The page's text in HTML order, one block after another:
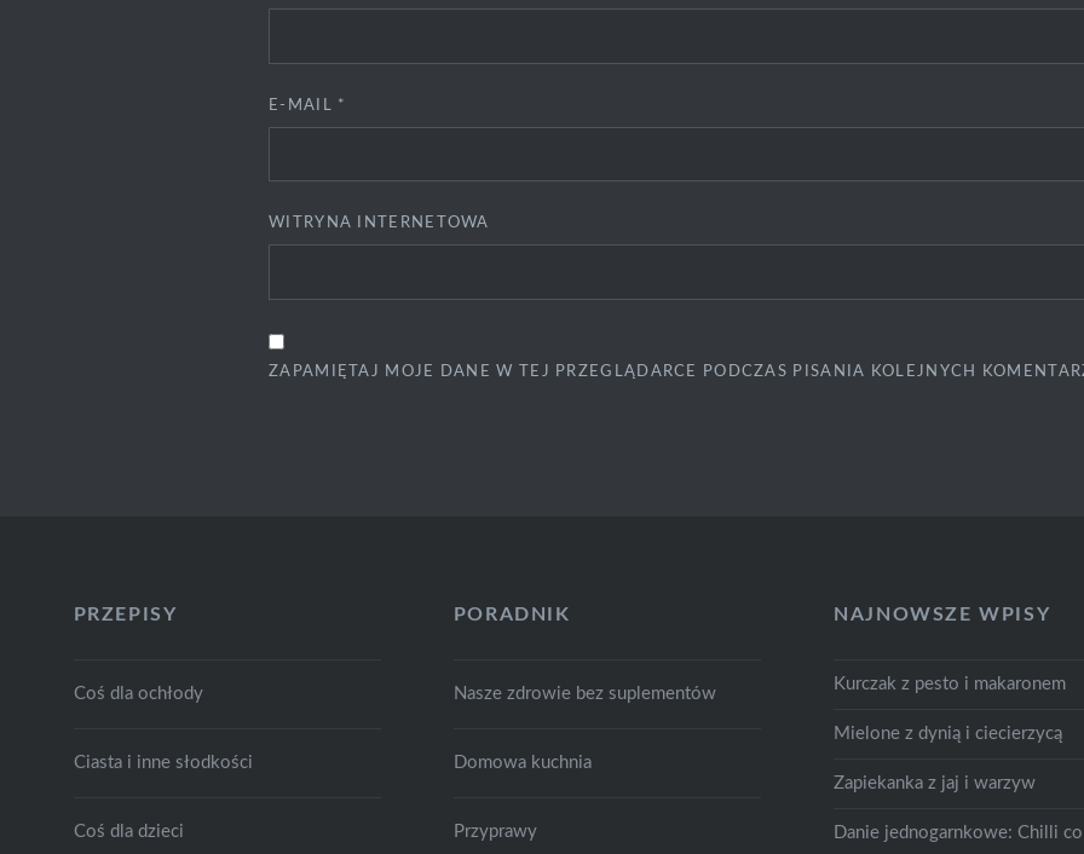
E-MAIL *
WITRYNA INTERNETOWA
ZAPAMIĘTAJ MOJE DANE W TEJ PRZEGLĄDARCE PODCZAS PISANIA KOLEJNYCH
PRZEPISY
Coś dla ochłody
Ciasta i inne słodkości
Coś dla dzieci
PORADNIK
Nasze zdrowie bez suplementów
Domowa kuchnia
Przyprawy
NAJNOWSZE WPISY
Kurczak z pesto i makaronem
Mielone z dynią i ciecierzycą
Zapiekanka z jaj i warzyw
Danie jednogarnkowe: Chilli